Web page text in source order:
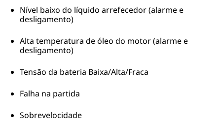
Nível baixo do líquido arrefecedor (alarme e
desligamento)
Alta temperatura de óleo do motor (alarme e
desligamento)
Tensão da bateria Baixa/Alta/Fraca
Falha na partida
Sobrevelocidade